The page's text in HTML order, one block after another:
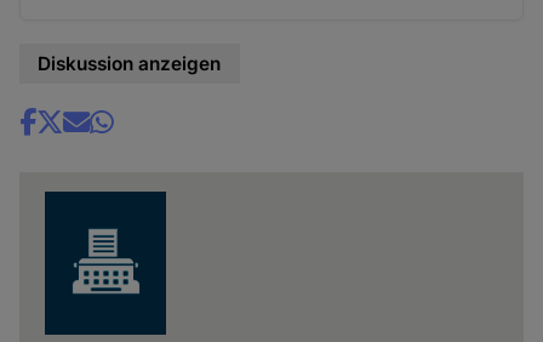
Diskussion anzeigen
Share